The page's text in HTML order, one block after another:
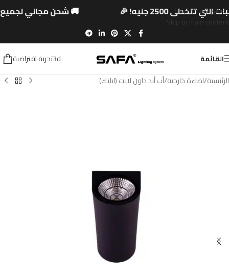
🚚 شحن مجاني لجميع تتخطى 2500 جنيه! 🎉
Skip to navigation
Skip to main content
القائمة
3dتجربة افتراضية
الرئيسية/اضاءة خارجية/أب أند داون لايت (ابليك)